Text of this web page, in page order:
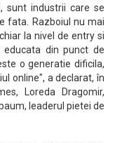
sunt industrii care se
fata. Razboiul nu mai
la nivel de entry si
din punct de
o generatie dificila,
online", a declarat, în
Loreda Dragomir,
leaderul pietei de